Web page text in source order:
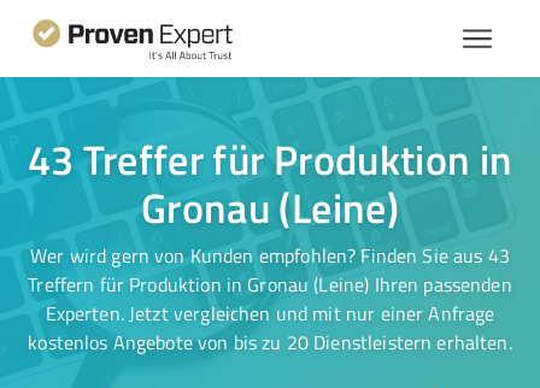
43 Treffer für Produktion in
Gronau (Leine)
Wer wird gern von Kunden empfohlen? Finden Sie aus 43
Treffern für Produktion in Gronau (Leine) Ihren passenden
Experten. Jetzt vergleichen und mit nur einer Anfrage
kostenlos Angebote von bis zu 20 Dienstleistern erhalten.